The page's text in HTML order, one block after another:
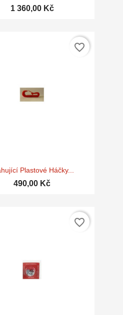
1 360,00 Kč
Rychlý náhled
Plastové Háčky...
490,00 Kč
favorite_border
favorite_border